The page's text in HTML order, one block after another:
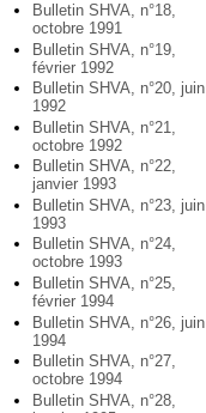
Bulletin SHVA, n°18,
octobre 1991
Bulletin SHVA, n°19,
février 1992
Bulletin SHVA, n°20, juin
1992
Bulletin SHVA, n°21,
octobre 1992
Bulletin SHVA, n°22,
janvier 1993
Bulletin SHVA, n°23, juin
1993
Bulletin SHVA, n°24,
octobre 1993
Bulletin SHVA, n°25,
février 1994
Bulletin SHVA, n°26, juin
1994
Bulletin SHVA, n°27,
octobre 1994
Bulletin SHVA, n°28,